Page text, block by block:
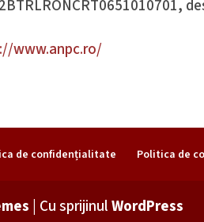
www.anpc.ro/
de confidențialitate Politica de
| Cu sprijinulWordPress